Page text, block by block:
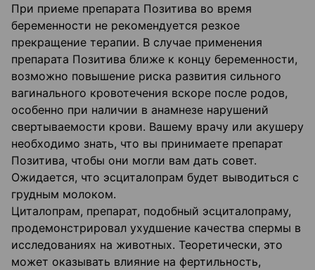
При приеме препарата Позитива во время
беременности не рекомендуется резкое
прекращение терапии. В случае применения
препарата Позитива ближе к концу беременности,
возможно повышение риска развития сильного
вагинального кровотечения вскоре после родов,
особенно при наличии в анамнезе нарушений
свертываемости крови. Вашему врачу или акушеру
необходимо знать, что вы принимаете препарат
Позитива, чтобы они могли вам дать совет.
Ожидается, что эсциталопрам будет выводиться с
грудным молоком.
Циталопрам, препарат, подобный эсциталопраму,
продемонстрировал ухудшение качества спермы в
исследованиях на животных. Теоретически, это
может оказывать влияние на фертильность,